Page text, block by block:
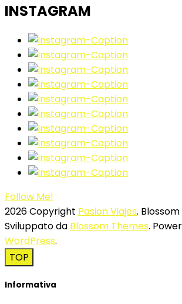
INSTAGRAM
Follow Me!
2026 Copyright Pasion Viajes.
Sviluppato da Blossom Themes.
WordPress.
TOP
Informativa